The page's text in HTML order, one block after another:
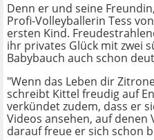
Denn er und seine
Profi-Volleyballerin Tess
ersten Kind.
ihr privates Glück mit zwei
Babybauch auch schon
"Wenn das Leben dir
schreibt Kittel freudig auf
verkündet zudem, dass er
Videos ansehen, auf
darauf freue er sich schon